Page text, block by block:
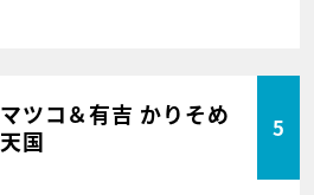
マツコ＆有吉 かりそめ
天国
5